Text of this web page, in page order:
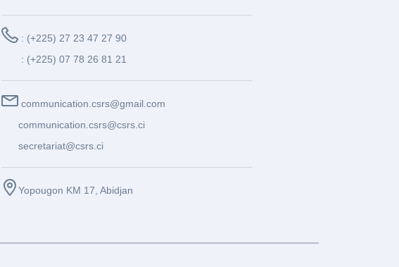
: (+225) 27 23 47 27 90
: (+225) 07 78 26 81 21
communication.csrs@gmail.com
communication.csrs@csrs.ci
secretariat@csrs.ci
Yopougon KM 17, Abidjan